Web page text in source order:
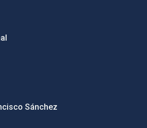
Sánchez